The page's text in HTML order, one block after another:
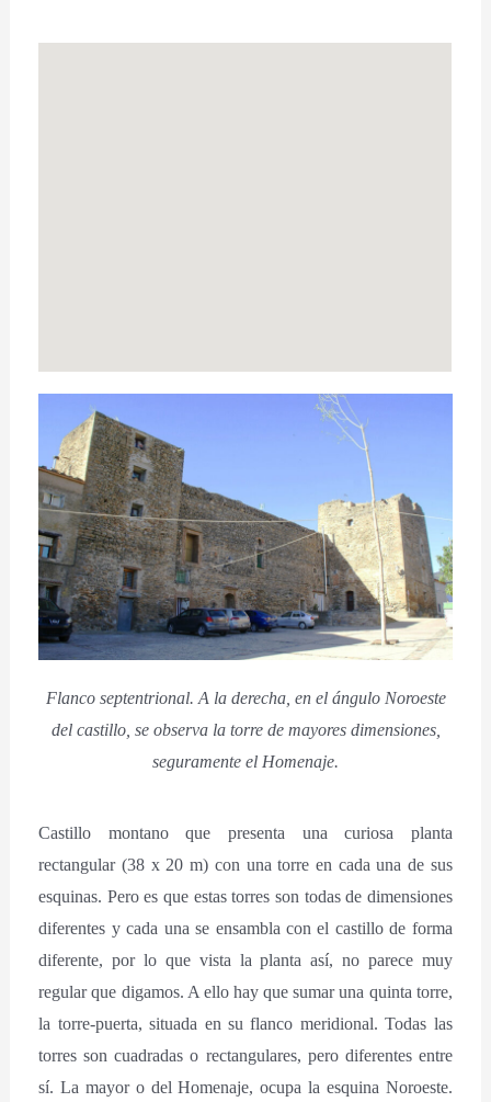
Flanco septentrional. A la derecha, en el ángulo Noroeste
del castillo, se observa la torre de mayores dimensiones,
seguramente el Homenaje.
Castillo montano que presenta una curiosa planta
rectangular (38 x 20 m) con una torre en cada una de sus
esquinas. Pero es que estas torres son todas de dimensiones
diferentes y cada una se ensambla con el castillo de forma
diferente, por lo que vista la planta así, no parece muy
regular que digamos. A ello hay que sumar una quinta torre,
la torre-puerta, situada en su flanco meridional. Todas las
torres son cuadradas o rectangulares, pero diferentes entre
sí. La mayor o del Homenaje, ocupa la esquina Noroeste.